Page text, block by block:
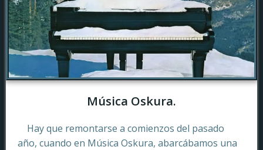
Música Oskura.
Hay que remontarse a comienzos del pasado
año, cuando en Música Oskura, abarcábamos una